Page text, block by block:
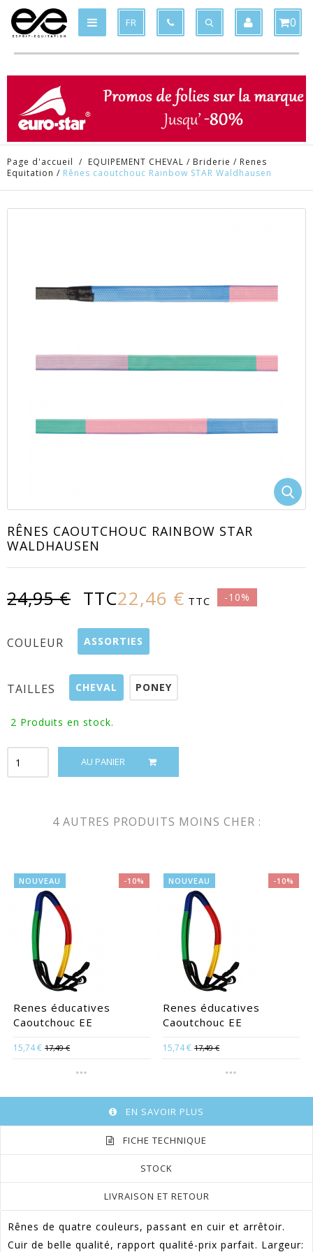
FR 0
Page d'accueil / EQUIPEMENT CHEVAL / Briderie / Renes
Equitation / Rênes caoutchouc Rainbow STAR Waldhausen
RÊNES CAOUTCHOUC RAINBOW STAR
WALDHAUSEN
24,95 € TTC22,46 € TTC -10%
COULEUR ASSORTIES
TAILLES CHEVAL PONEY
2 Produits en stock.
AU PANIER
4 AUTRES PRODUITS MOINS CHER :
NOUVEAU -10%
Renes éducatives
Caoutchouc EE
15,74 € 17,49 €
NOUVEAU -10%
Renes éducatives
Caoutchouc EE
15,74 € 17,49 €
EN SAVOIR PLUS
FICHE TECHNIQUE
STOCK
LIVRAISON ET RETOUR
Rênes de quatre couleurs, passant en cuir et arrêtoir.
Cuir de belle qualité, rapport qualité-prix parfait. Largeur:
Produit ajouté au panier x
Produit supprimé du panier x